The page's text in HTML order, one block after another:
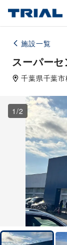
施設一覧
スーパー
千葉県千葉市
1 /2